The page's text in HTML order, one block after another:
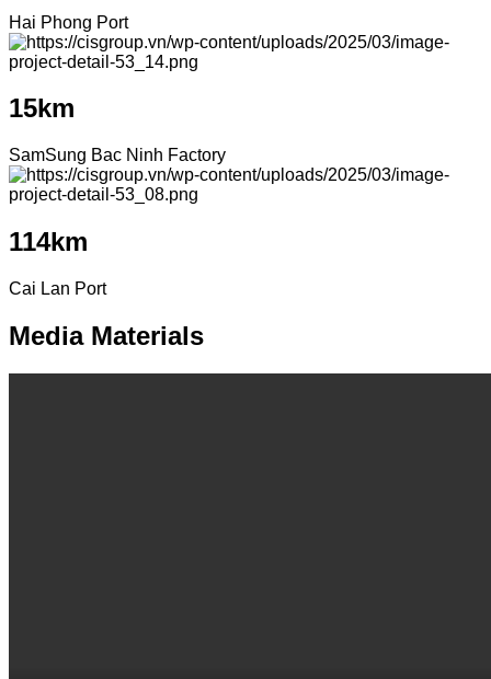
Hai Phong Port
15km
SamSung Bac Ninh Factory
114km
Cai Lan Port
Media Materials